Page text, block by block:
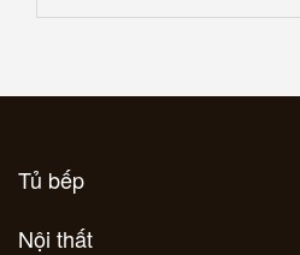
Tủ bếp
Nội thất